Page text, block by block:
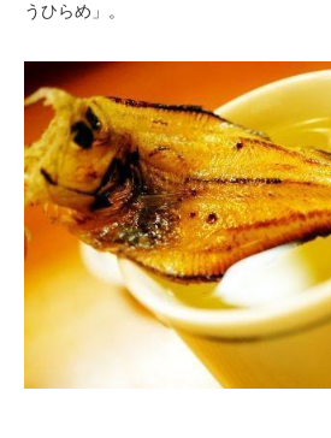
うひらめ」。